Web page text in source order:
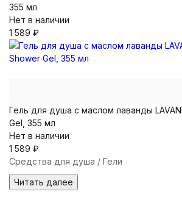
355 мл
Нет в наличии
1 589 ₽
Гель для душа с маслом лаванды
Gel, 355 мл
Нет в наличии
1 589 ₽
Средства для душа / Гели
Читать далее